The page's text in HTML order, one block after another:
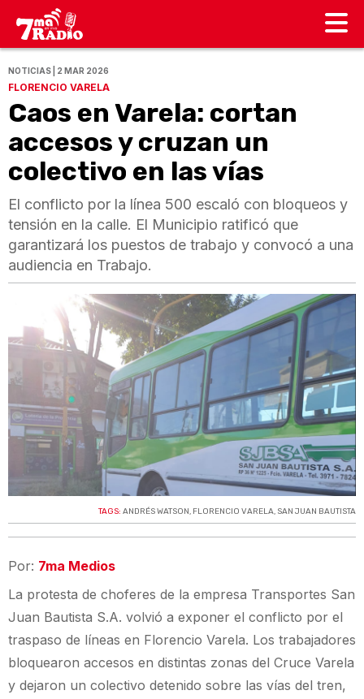
NOTICIAS | 2 MAR 2026
FLORENCIO VARELA
Caos en Varela: cortan
accesos y cruzan un
colectivo en las vías
El conflicto por la línea 500 escaló con bloqueos y
tensión en la calle. El Municipio ratificó que
garantizará los puestos de trabajo y convocó a una
audiencia en Trabajo.
TAGS: ANDRÉS WATSON, FLORENCIO VARELA, SAN JUAN BAUTISTA
Por: 7ma Medios
La protesta de choferes de la empresa Transportes San
Juan Bautista S.A. volvió a exponer el conflicto por el
traspaso de líneas en Florencio Varela. Los trabajadores
bloquearon accesos en distintas zonas del Cruce Varela
y dejaron un colectivo detenido sobre las vías del tren,